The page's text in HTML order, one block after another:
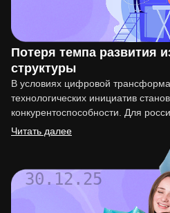
Потеря темпа развития
структуры
В условиях цифровой
технологических инициатив
конкурентоспособности. Для
перестала быть
Читать далее
30.12.25